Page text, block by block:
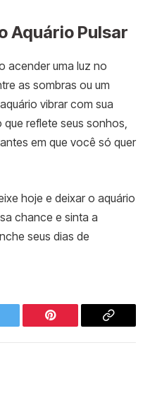
Aquário Pulsar
acender uma luz no
as sombras ou um
vibrar com sua
que reflete seus sonhos,
em que você só quer
hoje e deixar o aquário
chance e sinta a
seus dias de
Pinterest
Copy